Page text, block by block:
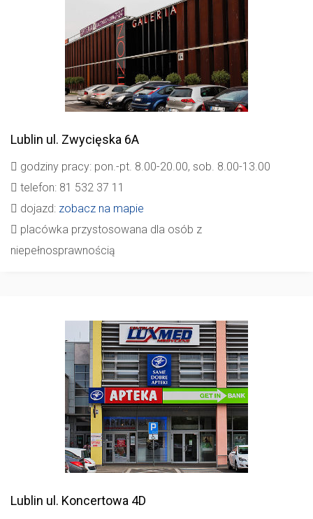
Lublin ul. Zwycięska 6A
godziny pracy: pon.-pt. 8.00-20.00, sob. 8.00-13.00
telefon: 81 532 37 11
dojazd: zobacz na mapie
placówka przystosowana dla osób z
niepełnosprawnością
Lublin ul. Koncertowa 4D